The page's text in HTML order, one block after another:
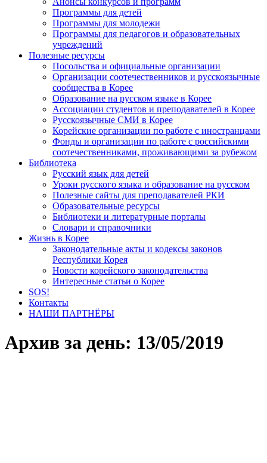
Программы для детей
Программы для молодежи
Программы для педагогов и образовательных
учреждений
Полезные ресурсы
Посольства и официальные организации
Организации соотечественников и русскоязычные
сообщества в Корее
Образование на русском языке в Корее
Ассоциации студентов и преподавателей в Корее
Русскоязычные СМИ в Корее
Корейские организации по работе с иностранцами
Фонды и организации по работе с российскими
соотечественниками, проживающими за рубежом
Библиотека
Русский язык для детей
Уроки русского языка и образование на русском
Полезные сайты для преподавателей РКИ
Образовательные ресурсы
Библиотеки и литературные порталы
Словари и справочники
Жизнь в Корее
Законодательные акты и кодексы законов
Республики Корея
Новости корейского законодательства
Интересные статьи о Корее
SOS!
Контакты
НАШИ ПАРТНЁРЫ
Архив за день: 13/05/2019